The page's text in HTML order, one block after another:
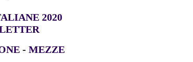
2020
- MEZZE